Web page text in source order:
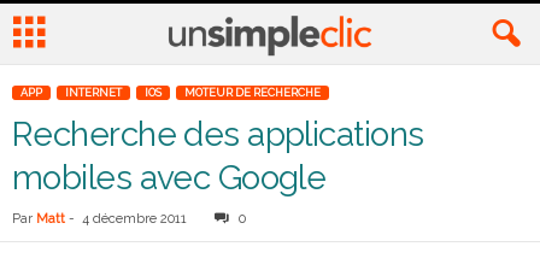
APP INTERNET IOS MOTEUR DE RECHERCHE
Recherche des applications
mobiles avec Google
Par Matt - 4 décembre 2011 0